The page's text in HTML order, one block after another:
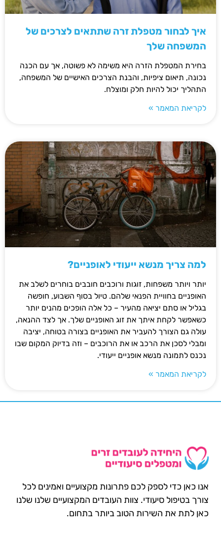
איך לבחור מטפלת זרה שתתאים לצרכים של
המשפחה שלך
בחירת המטפלת הזרה היא משימה לא פשוטה, אך עם הכנה
נכונה, תיאום ציפיות, והבנת הצרכים האישיים של המשפחה,
התהליך יכול להיות חלק ומוצלח.
לקריאת המאמר »
למה צריך מנשא ייעודי לאופניים?
יותר ויותר משפחות, זוגות ורוכבים חובבים בוחרים לשלב את
האופניים בחוויית הפנאי שלהם. טיול בסוף השבוע, חופשה
בגליל או סתם יציאה מהעיר – כל אלה הופכים מהנים יותר
כשאפשר לקחת איתך את זוג האופניים שלך. אך לצד ההנאה,
עולה גם הצורך להעביר את האופניים בצורה בטוחה, יציבה
ומבלי לסכן את הרכב או את הרוכבים – וזה בדיוק המקום שבו
נכנס לתמונה מנשא אופניים ייעודי.
לקריאת המאמר »
אנו כאן כדי לספק לכם פתרונות מקצועיים ואמינים לכל
צורך בטיפול סיעודי. צוות העובדים המקצועיים שלנו שלנו
כאן לתת את השירות הטוב ביותר בתחום.